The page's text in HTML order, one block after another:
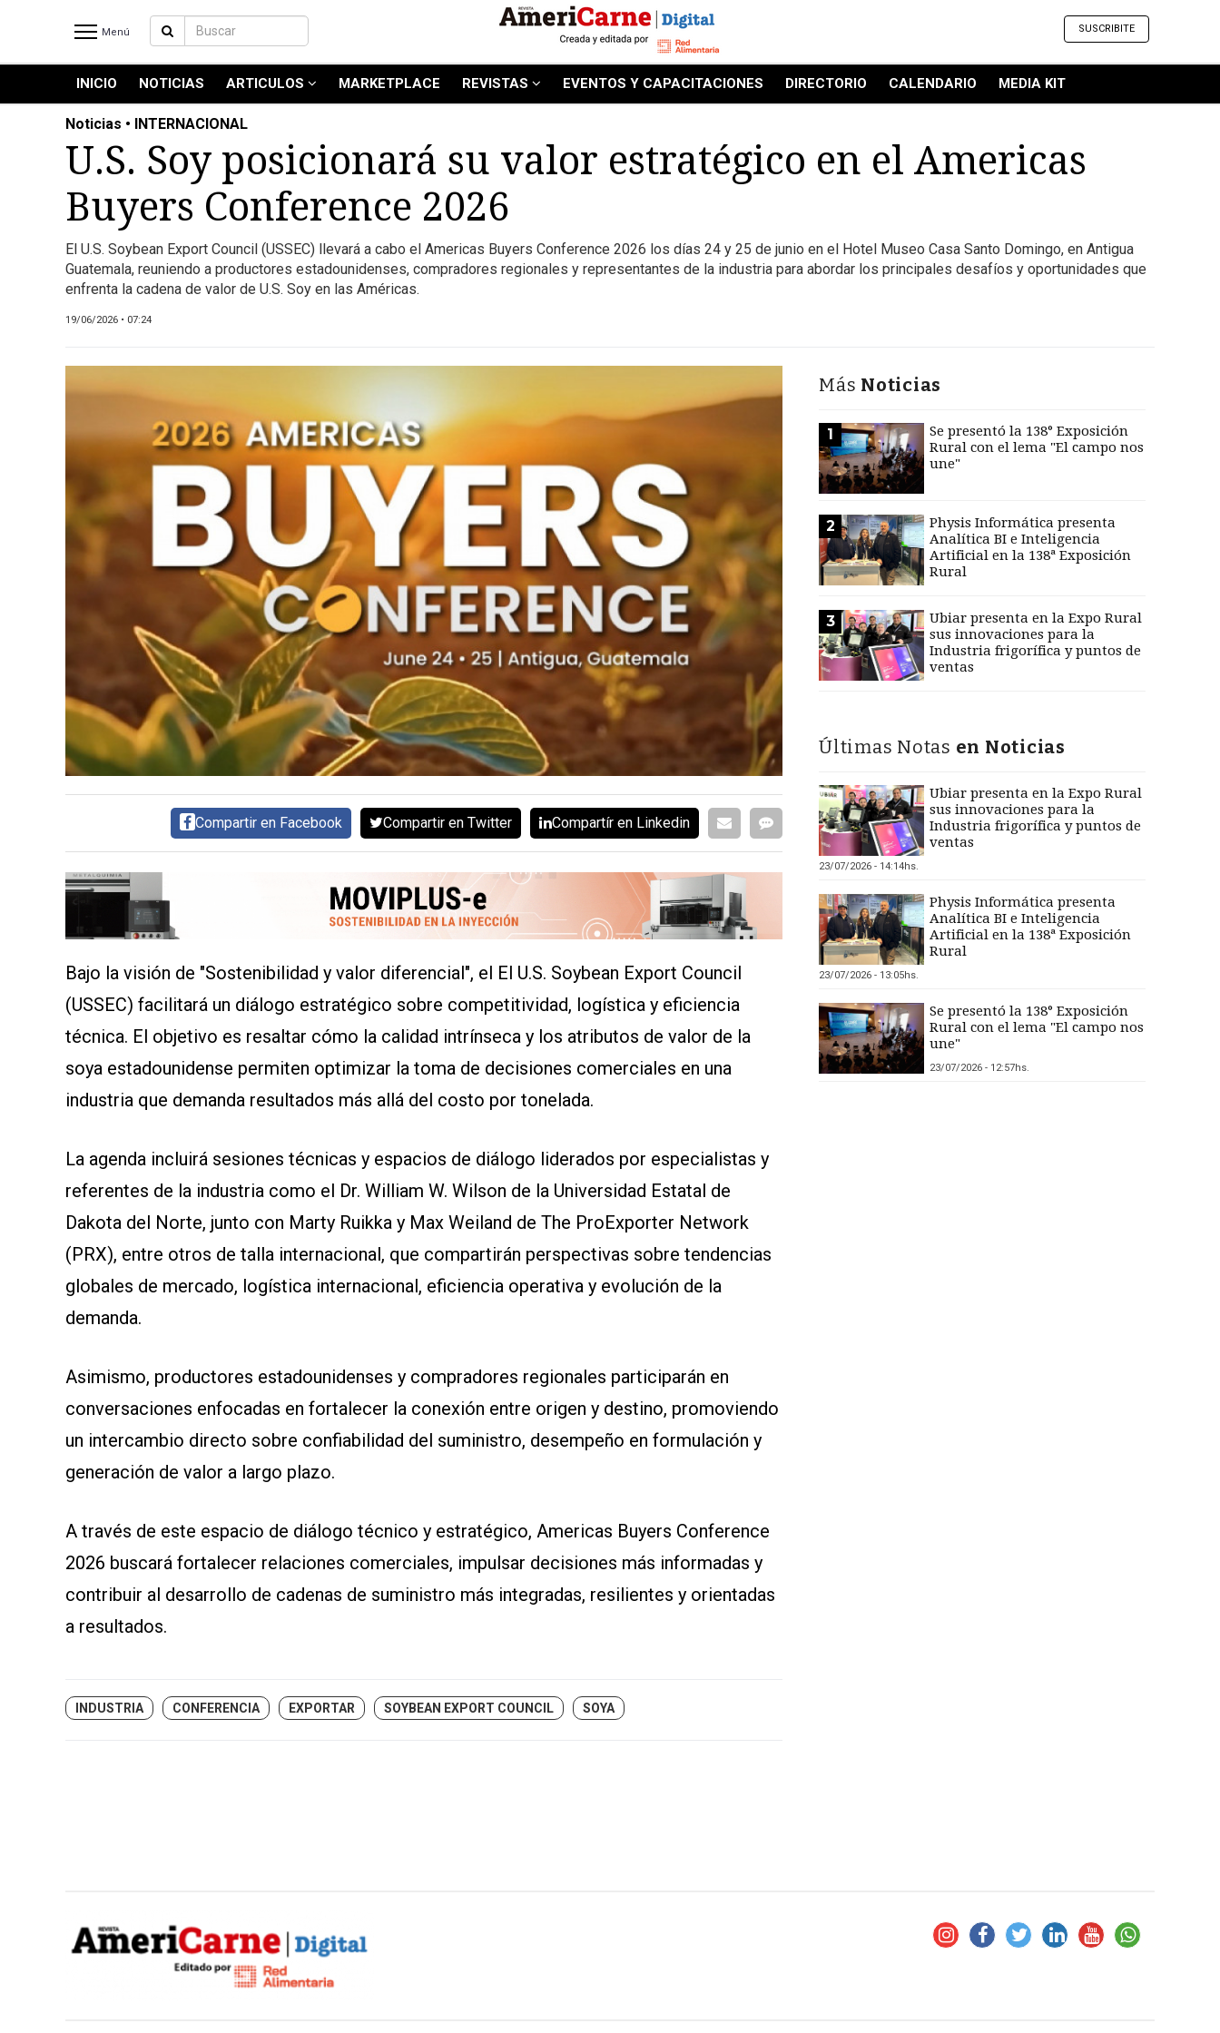
NOTICIAS RECIENTES
NOTICIAS
ARTICULOS
PRODUCCIÓN
PRODUCTO
NUEVOS PRODUCTOS
REVISTAS
CATÁLOGO DE CORTES DE
EVENTOS Y
CAPACITACIONES
DIRECTORIO
CALENDARIO
MEDIA KIT
CONDICIONES
POLÍTICAS
PRIVACIDAD
Menú SUSCRIBITE
INICIO NOTICIAS ARTICULOS MARKETPLACE REVISTAS EVENTOS Y CAPACITACIONES DIRECTORIO CALENDARIO MEDIA KIT
Noticias • INTERNACIONAL
U.S. Soy posicionará su valor estratégico en el Americas
Buyers Conference 2026
El U.S. Soybean Export Council (USSEC) llevará a cabo el Americas Buyers Conference 2026 los días 24 y 25 de junio en el Hotel Museo Casa Santo Domingo, en Antigua
Guatemala, reuniendo a productores estadounidenses, compradores regionales y representantes de la industria para abordar los principales desafíos y oportunidades que
enfrenta la cadena de valor de U.S. Soy en las Américas.
19/06/2026 • 07:24
Compartir en Facebook Compartir en Twitter Compartír en Linkedin
Bajo la visión de "Sostenibilidad y valor diferencial", el El U.S. Soybean Export Council
(USSEC) facilitará un diálogo estratégico sobre competitividad, logística y eficiencia
técnica. El objetivo es resaltar cómo la calidad intrínseca y los atributos de valor de la
soya estadounidense permiten optimizar la toma de decisiones comerciales en una
industria que demanda resultados más allá del costo por tonelada.
La agenda incluirá sesiones técnicas y espacios de diálogo liderados por especialistas y
referentes de la industria como el Dr. William W. Wilson de la Universidad Estatal de
Dakota del Norte, junto con Marty Ruikka y Max Weiland de The ProExporter Network
(PRX), entre otros de talla internacional, que compartirán perspectivas sobre tendencias
globales de mercado, logística internacional, eficiencia operativa y evolución de la
demanda.
Asimismo, productores estadounidenses y compradores regionales participarán en
conversaciones enfocadas en fortalecer la conexión entre origen y destino, promoviendo
un intercambio directo sobre confiabilidad del suministro, desempeño en formulación y
generación de valor a largo plazo.
A través de este espacio de diálogo técnico y estratégico, Americas Buyers Conference
2026 buscará fortalecer relaciones comerciales, impulsar decisiones más informadas y
contribuir al desarrollo de cadenas de suministro más integradas, resilientes y orientadas
a resultados.
INDUSTRIA CONFERENCIA EXPORTAR SOYBEAN EXPORT COUNCIL SOYA
Más Noticias
1
Se presentó la 138° Exposición
Rural con el lema "El campo nos
une"
2
Physis Informática presenta
Analítica BI e Inteligencia
Artificial en la 138ª Exposición
Rural
3
Ubiar presenta en la Expo Rural
sus innovaciones para la
Industria frigorífica y puntos de
ventas
Últimas Notas en Noticias
Ubiar presenta en la Expo Rural
sus innovaciones para la
Industria frigorífica y puntos de
ventas
23/07/2026 - 14:14hs.
Physis Informática presenta
Analítica BI e Inteligencia
Artificial en la 138ª Exposición
Rural
23/07/2026 - 13:05hs.
Se presentó la 138° Exposición
Rural con el lema "El campo nos
une"
23/07/2026 - 12:57hs.